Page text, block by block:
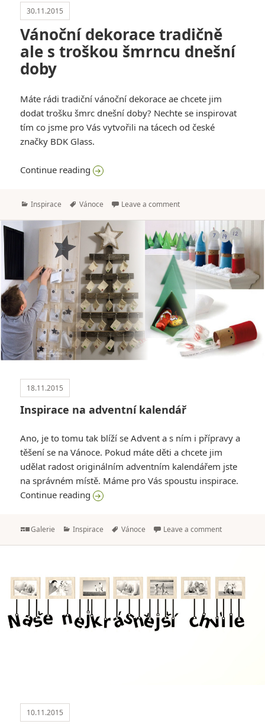
30.11.2015
Vánoční dekorace tradičně
ale s troškou šmrncu dnešní
doby
Máte rádi tradiční vánoční dekorace ae chcete jim
dodat trošku šmrc dnešní doby? Nechte se inspirovat
tím co jsme pro Vás vytvořili na tácech od české
značky BDK Glass.
Continue readingVánoční dekorace tradičně ale s troškou
Categories
Inspirace Tags
Vánoce Leave a comment
18.11.2015
Inspirace na adventní kalendář
Ano, je to tomu tak blíží se Advent a s ním i přípravy a
těšení se na Vánoce. Pokud máte děti a chcete jim
udělat radost originálním adventním kalendářem jste
na správném místě. Máme pro Vás spoustu inspirace.
Continue readingInspirace na adventní kalendář
Format
Galerie Categories
Inspirace Tags
Vánoce Leave a comment
10.11.2015